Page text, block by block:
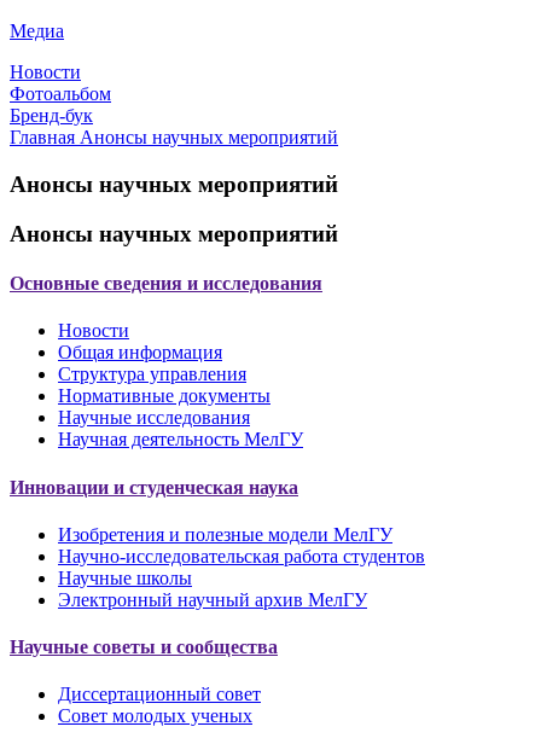
Медиа
Новости
Фотоальбом
Бренд-бук
Главная Анонсы научных мероприятий
Анонсы научных мероприятий
Анонсы научных мероприятий
Основные сведения и исследования
Новости
Общая информация
Структура управления
Нормативные документы
Научные исследования
Научная деятельность МелГУ
Инновации и студенческая наука
Изобретения и полезные модели МелГУ
Научно-исследовательская работа студентов
Научные школы
Электронный научный архив МелГУ
Научные советы и сообщества
Диссертационный совет
Совет молодых ученых